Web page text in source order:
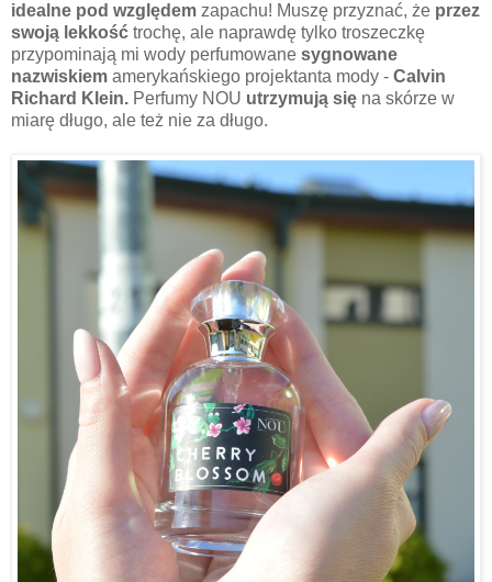
idealne pod względem zapachu! Muszę przyznać, że przez
swoją lekkość trochę, ale naprawdę tylko troszeczkę
przypominają mi wody perfumowane sygnowane
nazwiskiem amerykańskiego projektanta mody - Calvin
Richard Klein. Perfumy NOU utrzymują się na skórze w
miarę długo, ale też nie za długo.